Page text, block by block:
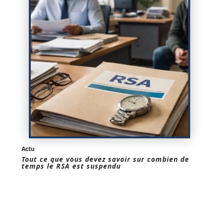
Actu
Tout ce que vous devez savoir sur combien de
temps le RSA est suspendu